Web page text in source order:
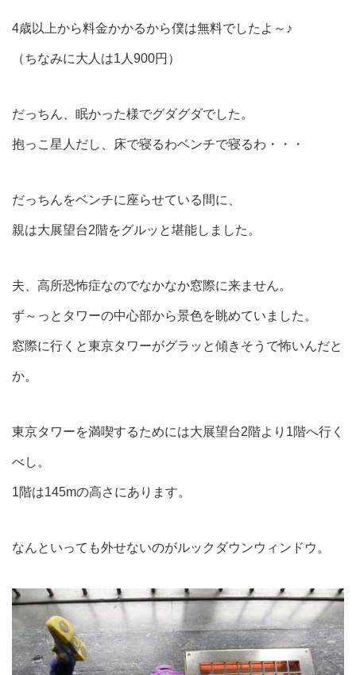
4歳以上から料金かかるから僕は無料でしたよ～♪
（ちなみに大人は1人900円）
だっちん、眠かった様でグダグダでした。
抱っこ星人だし、床で寝るわベンチで寝るわ・・・
だっちんをベンチに座らせている間に、
親は大展望台2階をグルッと堪能しました。
夫、高所恐怖症なのでなかなか窓際に来ません。
ず～っとタワーの中心部から景色を眺めていました。
窓際に行くと東京タワーがグラッと傾きそうで怖いんだと
か。
東京タワーを満喫するためには大展望台2階より1階へ行く
べし。
1階は145mの高さにあります。
なんといっても外せないのがルックダウンウィンドウ。